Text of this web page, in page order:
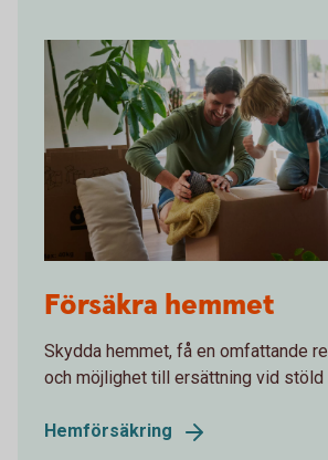
Försäkra hemmet
Skydda hemmet, få en omfattande
och möjlighet till ersättning vid stöld
Hemförsäkring